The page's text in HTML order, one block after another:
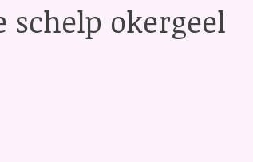
schelp okergeel